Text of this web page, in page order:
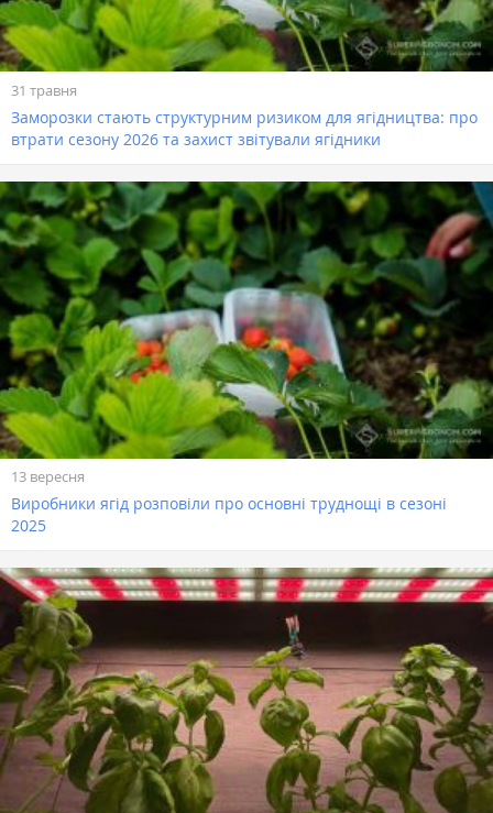
31 травня
Заморозки стають структурним ризиком для ягідництва: про
втрати сезону 2026 та захист звітували ягідники
13 вересня
Виробники ягід розповіли про основні труднощі в сезоні
2025